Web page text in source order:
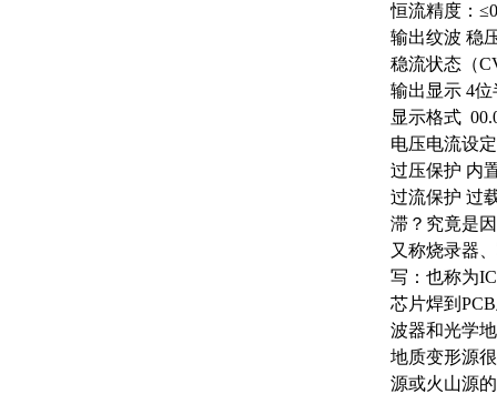
恒流精度：
输出纹波 稳
稳流状态（
输出显示 4
显示格式
电压电流设定
过压保护 内
过流保护 过
滞？究竟是
又称烧录器
写：也称为
芯片焊到PCB
波器和光学
地质变形源
源或火山源